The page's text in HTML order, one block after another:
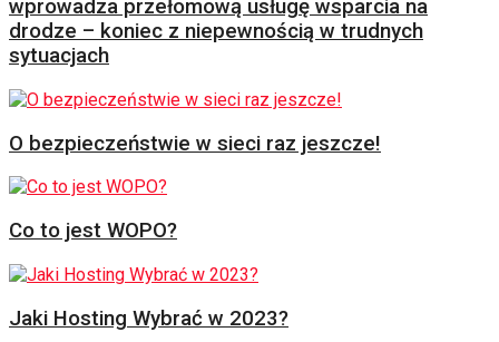
wprowadza przełomową usługę wsparcia na
drodze – koniec z niepewnością w trudnych
sytuacjach
O bezpieczeństwie w sieci raz jeszcze!
Co to jest WOPO?
Jaki Hosting Wybrać w 2023?